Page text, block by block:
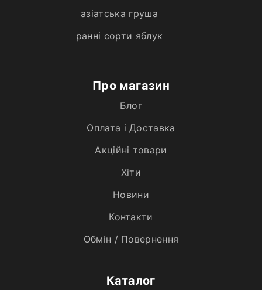
азіатська груша
ранні сорти яблук
Про магазин
Блог
Оплата і Доставка
Акційні товари
Хiти
Новини
Контакти
Обмін / Повернення
Каталог